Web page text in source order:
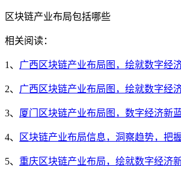
区块链产业布局包括哪些
相关阅读：
1、 广西区块链产业布局图，绘就数字经
2、 广西区块链产业布局图，绘就数字经
3、 厦门区块链产业布局图，数字经济新
4、 区块链产业布局信息，洞察趋势，把
5、 重庆区块链产业布局，绘就数字经济